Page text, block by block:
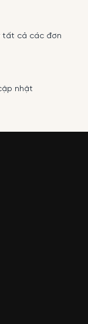
tất cả các đơn
nhật